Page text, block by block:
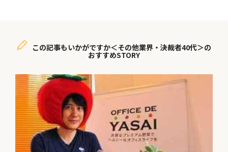
この記事もいかがですか＜その他業界・決裁者40代＞の
おすすめSTORY